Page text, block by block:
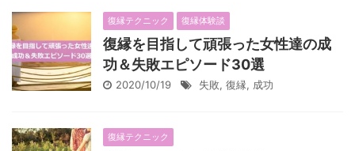
復縁テクニック 復縁体験談
復縁を目指して頑張った女性達の成
功＆失敗エピソード30選
2020/10/19 失敗, 復縁, 成功
復縁テクニック